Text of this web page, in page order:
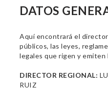
DATOS
Aquí encontrará el
públicos, las leyes,
legales que rigen y emiten
DIRECTOR REGIONAL:
RUIZ